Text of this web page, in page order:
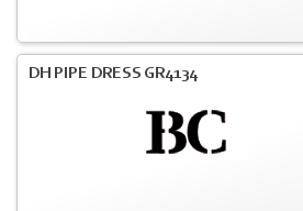
DH PIPE DRESS GR4134